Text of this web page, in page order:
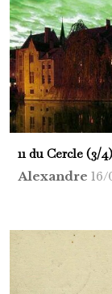
11 du Cercle
Alexandre 16/